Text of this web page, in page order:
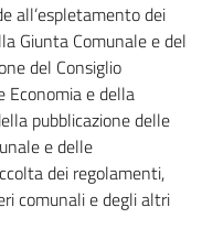
all’espletamento dei
Giunta Comunale e del
del Consiglio
Economia e della
pubblicazione delle
e delle
dei regolamenti,
comunali e degli altri